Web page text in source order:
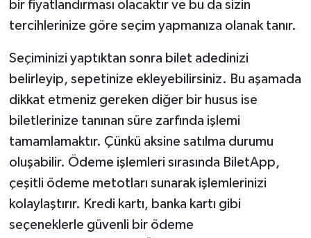
bir fiyatlandırması olacaktır ve bu da sizin
tercihlerinize göre seçim yapmanıza olanak tanır.
Seçiminizi yaptıktan sonra bilet adedinizi
belirleyip, sepetinize ekleyebilirsiniz. Bu aşamada
dikkat etmeniz gereken diğer bir husus ise
biletlerinize tanınan süre zarfında işlemi
tamamlamaktır. Çünkü aksine satılma durumu
oluşabilir. Ödeme işlemleri sırasında BiletApp,
çeşitli ödeme metotları sunarak işlemlerinizi
kolaylaştırır. Kredi kartı, banka kartı gibi
seçeneklerle güvenli bir ödeme